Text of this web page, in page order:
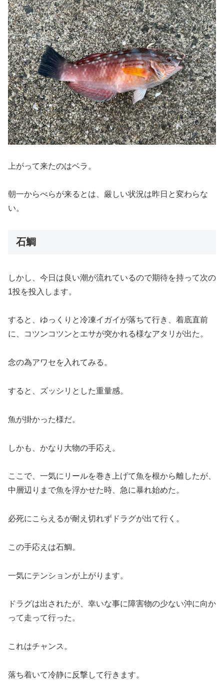
上がって来たのはベラ。
朝一からべらが来るとは、厳しい状況は昨日と変わらな
い。
石鯛
しかし、今日は良い潮が流れているので期待を持って次の
1投を投入します。
すると、ゆっくりと冷凍イガイが落ちて行き、着底直前
に、コツンコツンとエサが突かれる様なアタリが出た。
念の為アワセを入れてみる。
すると、ズッシリとした重量感。
魚が掛かった様だ。
しかも、かなり大物の手応え。
ここで、一気にリールを巻き上げて魚を根から離したが、
中層辺りまで魚を浮かせた時、急に暴れ始めた。
必死にこらえるが耐え切れずドラグが出て行く。
この手応えは石鯛。
一気にテンションが上がります。
ドラグは出されたが、幸いな事に障害物の少ない沖に向か
って走って行った。
これはチャンス。
落ち着いて冷静に反撃して行きます。